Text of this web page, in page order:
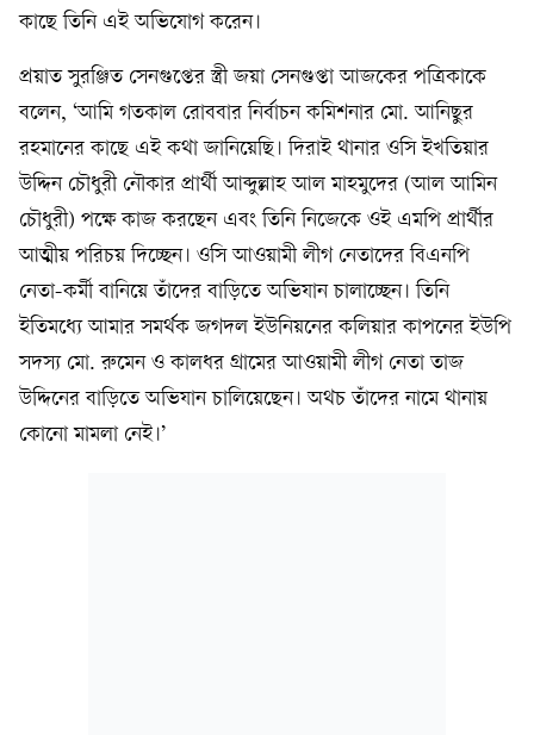
কাছে তিনি এই অভিযোগ করেন।
প্রয়াত সুরঞ্জিত সেনগুপ্তের স্ত্রী জয়া সেনগুপ্তা আজকের পত্রিকাকে
বলেন, ‘আমি গতকাল রোববার নির্বাচন কমিশনার মো. আনিছুর
রহমানের কাছে এই কথা জানিয়েছি। দিরাই থানার ওসি ইখতিয়ার
উদ্দিন চৌধুরী নৌকার প্রার্থী আব্দুল্লাহ আল মাহমুদের (আল আমিন
চৌধুরী) পক্ষে কাজ করছেন এবং তিনি নিজেকে ওই এমপি প্রার্থীর
আত্মীয় পরিচয় দিচ্ছেন। ওসি আওয়ামী লীগ নেতাদের বিএনপি
নেতা-কর্মী বানিয়ে তাঁদের বাড়িতে অভিযান চালাচ্ছেন। তিনি
ইতিমধ্যে আমার সমর্থক জগদল ইউনিয়নের কলিয়ার কাপনের ইউপি
সদস্য মো. রুমেন ও কালধর গ্রামের আওয়ামী লীগ নেতা তাজ
উদ্দিনের বাড়িতে অভিযান চালিয়েছেন। অথচ তাঁদের নামে থানায়
কোনো মামলা নেই।’